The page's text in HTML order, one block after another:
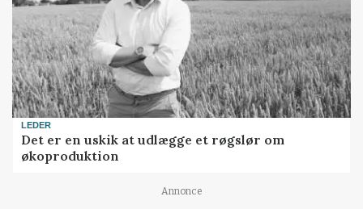
LEDER
Det er en uskik at udlægge et røgslør om
økoproduktion
Annonce